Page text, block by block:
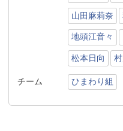
山田麻莉奈
地頭江音々
松本日向
チーム ひまわり組